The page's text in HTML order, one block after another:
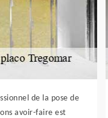
de la pose de
avoir-faire est